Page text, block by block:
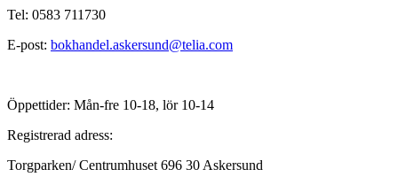
Tel: 0583 711730
E-post: bokhandel.askersund@telia.com
Öppettider: Mån-fre 10-18, lör 10-14
Registrerad adress:
Torgparken/ Centrumhuset 696 30 Askersund